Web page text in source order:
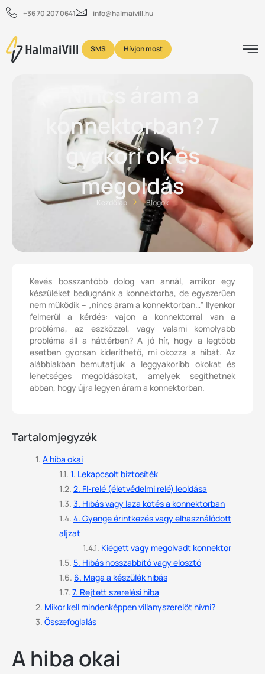
+36 70 207 0641 info@halmaivill.hu
SMS Hívjon most
konnektorban? 7
gyakori ok és
megoldás
Kezdőlap Blogok
Kevés bosszantóbb dolog van annál, amikor egy
készüléket bedugnánk a konnektorba, de egyszerűen
nem működik – „nincs áram a konnektorban…” Ilyenkor
felmerül a kérdés: vajon a konnektorral van a
probléma, az eszközzel, vagy valami komolyabb
probléma áll a háttérben? A jó hír, hogy a legtöbb
esetben gyorsan kideríthető, mi okozza a hibát. Az
alábbiakban bemutatjuk a leggyakoribb okokat és
lehetséges megoldásokat, amelyek segíthetnek
abban, hogy újra legyen áram a konnektorban.
Tartalomjegyzék
A hiba okai
1. Lekapcsolt biztosíték
2. FI-relé (életvédelmi relé) leoldása
3. Hibás vagy laza kötés a konnektorban
4. Gyenge érintkezés vagy elhasználódott
aljzat
Kiégett vagy megolvadt konnektor
5. Hibás hosszabbító vagy elosztó
6. Maga a készülék hibás
7. Rejtett szerelési hiba
Mikor kell mindenképpen villanyszerelőt hívni?
Összefoglalás
A hiba okai